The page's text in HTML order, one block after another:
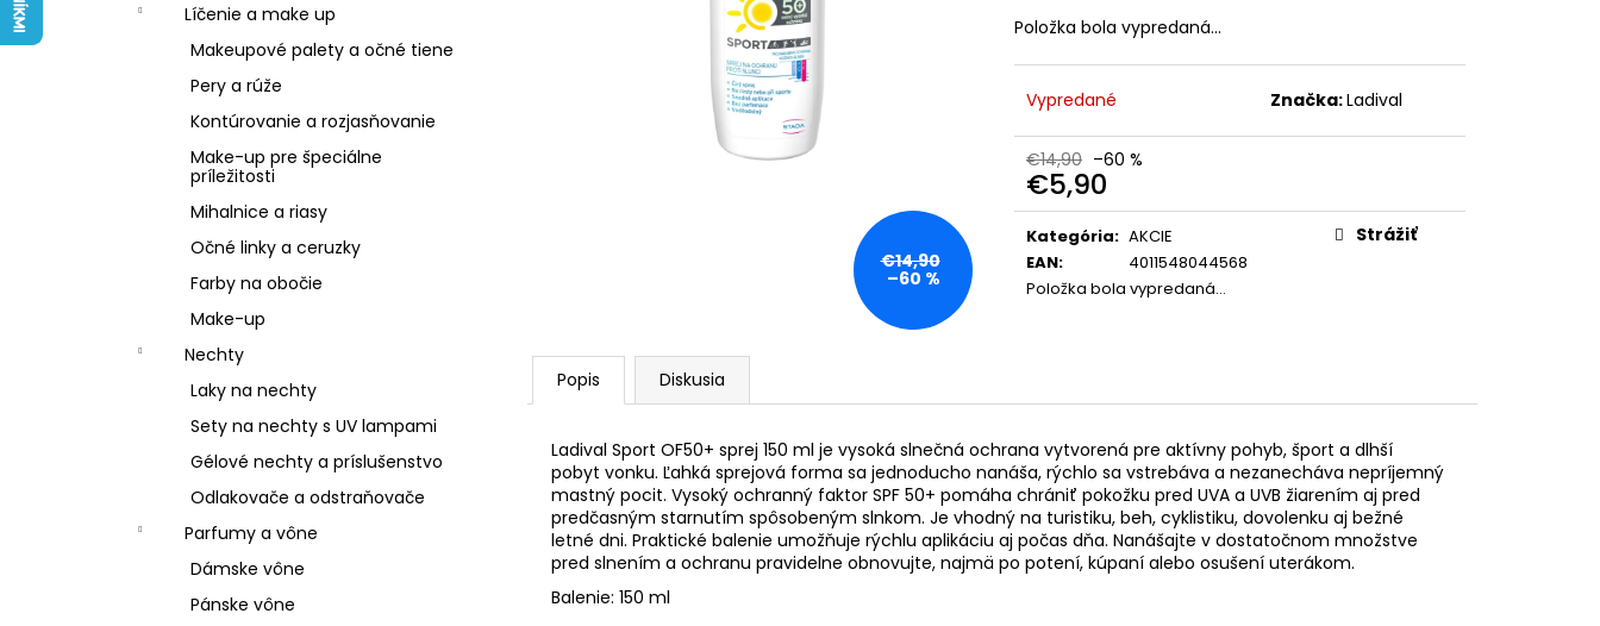
Líčenie a make up
Makeupové palety a očné tiene
Pery a rúže
Kontúrovanie a rozjasňovanie
Make-up pre špeciálne
príležitosti
Mihalnice a riasy
Očné linky a ceruzky
Farby na obočie
Make-up
Nechty
Laky na nechty
Sety na nechty s UV lampami
Gélové nechty a príslušenstvo
Odlakovače a odstraňovače
Parfumy a vône
Dámske vône
Pánske vône
Položka bola vypredaná…
Vypredané Značka:Ladival
€14,90 –60 %
€5,90
Jednotková
cena:
Kategória: AKCIE
EAN:
4011548044568
Položka bola vypredaná…
Strážiť
€14,90
–60 %
Popis Diskusia
Ladival Sport OF50+ sprej 150 ml je vysoká slnečná ochrana vytvorená pre aktívny pohyb, šport a dlhší
pobyt vonku. Ľahká sprejová forma sa jednoducho nanáša, rýchlo sa vstrebáva a nezanecháva nepríjemný
mastný pocit. Vysoký ochranný faktor SPF 50+ pomáha chrániť pokožku pred UVA a UVB žiarením aj pred
predčasným starnutím spôsobeným slnkom. Je vhodný na turistiku, beh, cyklistiku, dovolenku aj bežné
letné dni. Praktické balenie umožňuje rýchlu aplikáciu aj počas dňa. Nanášajte v dostatočnom množstve
pred slnením a ochranu pravidelne obnovujte, najmä po potení, kúpaní alebo osušení uterákom.
Balenie: 150 ml
NZ DERMOCOSMETICS KRÉM PROTI
PIGMENTOVÝM ŠKVRNÁM –
DERMOKOZMETICKÝ KRÉM NA
ZJEDNOTENIE TÓNU PLETI
BIODERMA PHOTODERM BRUME
INVISIBLE OPAĽOVACÍ KRÉM S
MINERÁLNYMI UV FILTRAMISPF50+ (150
KYSELINA HYALURÓNOVÁ 7% SÉRUM